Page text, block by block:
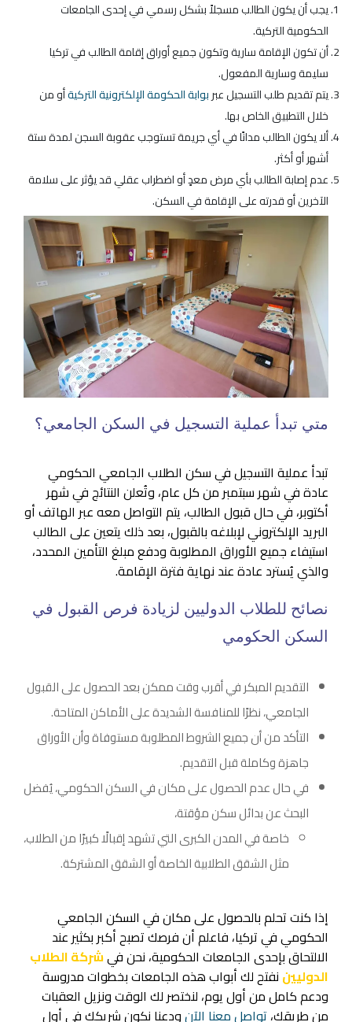
يجب أن يكون الطالب مسجلاً بشكل رسمي في إحدى الجامعات
الحكومية التركية.
أن تكون الإقامة سارية وتكون جميع أوراق إقامة الطالب في تركيا
سليمة وسارية المفعول.
يتم تقديم طلب التسجيل عبربوابة الحكومة الإلكترونية التركيةأو من
خلال التطبيق الخاص بها.
ألا يكون الطالب مدانًا في أي جريمة تستوجب عقوبة السجن لمدة ستة
أشهر أو أكثر.
عدم إصابة الطالب بأي مرض معدٍ أو اضطراب عقلي قد يؤثر على سلامة
الآخرين أو قدرته على الإقامة في السكن.
متي تبدأ عملية التسجيل في السكن الجامعي؟
تبدأ عملية التسجيل في سكن الطلاب الجامعي الحكومي
عادة في شهر سبتمبر من كل عام، وتُعلن النتائج في شهر
أكتوبر، في حال قبول الطالب، يتم التواصل معه عبر الهاتف أو
البريد الإلكتروني لإبلاغه بالقبول، بعد ذلك يتعين على الطالب
استيفاء جميع الأوراق المطلوبة ودفع مبلغ التأمين المحدد،
والذي يُسترد عادة عند نهاية فترة الإقامة.
نصائح للطلاب الدوليين لزيادة فرص القبول في
السكن الحكومي
التقديم المبكر في أقرب وقت ممكن بعد الحصول علىالقبول
الجامعي، نظرًا للمنافسة الشديدة على الأماكن المتاحة.
التأكد من أن جميع الشروط المطلوبة مستوفاة وأن الأوراق
جاهزة وكاملة قبل التقديم.
في حال عدم الحصول على مكان في السكن الحكومي، يُفضل
البحث عن بدائل سكن مؤقتة،
خاصة في المدن الكبرى التي تشهد إقبالًا كبيرًا من الطلاب،
مثل الشقق الطلابية الخاصة أو الشقق المشتركة.
إذا كنت تحلم بالحصول على مكان في السكن الجامعي
الحكومي في تركيا، فاعلم أن فرصك تصبح أكبر بكثير عند
الالتحاق بإحدى الجامعات الحكومية، نحن فيشركة الطلاب
الدوليين نفتح لك أبواب هذه الجامعات بخطوات مدروسة
ودعم كامل من أول يوم، لنختصر لك الوقت ونزيل العقبات
من طريقك، تواصل معنا الآنودعنا نكون شريكك في أول